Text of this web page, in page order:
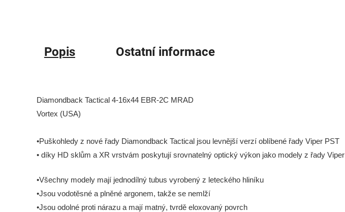
Popis Ostatní informace
Diamondback Tactical 4-16x44 EBR-2C MRAD
Vortex (USA)
•Puškohledy z nové řady Diamondback Tactical jsou levnější verzí oblíbené řady Viper PST
• díky HD sklům a XR vrstvám poskytují srovnatelný optický výkon jako modely z řady Viper
•Všechny modely mají jednodílný tubus vyrobený z leteckého hliníku
•Jsou vodotěsné a plněné argonem, takže se nemlží
•Jsou odolné proti nárazu a mají matný, tvrdě eloxovaný povrch